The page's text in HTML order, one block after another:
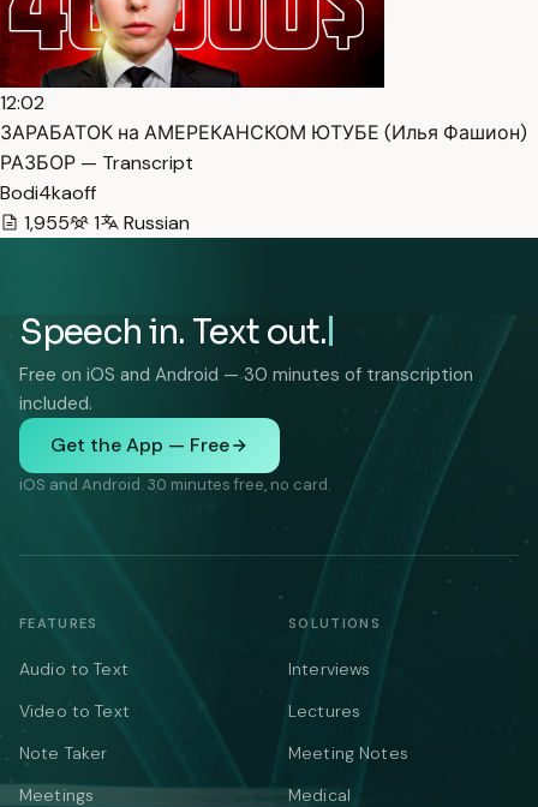
12:02
ЗАРАБАТОК на АМЕРЕКАНСКОМ ЮТУБЕ (Илья Фашион)
РАЗБОР — Transcript
Bodi4kaoff
1,955
1 Russian
Speech in. Text out.
Free on iOS and Android — 30 minutes of transcription
included.
Get the App — Free
iOS and Android. 30 minutes free, no card.
FEATURES
Audio to Text
Video to Text
Note Taker
Meetings
SOLUTIONS
Interviews
Lectures
Meeting Notes
Medical